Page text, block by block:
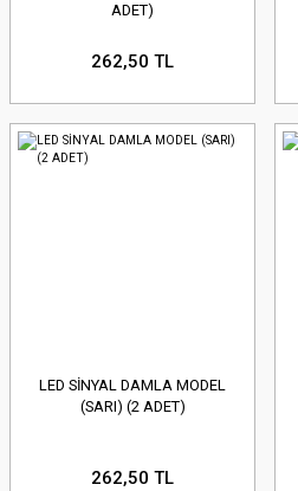
ADET)
262,50 TL
LED SİNYAL DAMLA MODEL
(SARI) (2 ADET)
262,50 TL